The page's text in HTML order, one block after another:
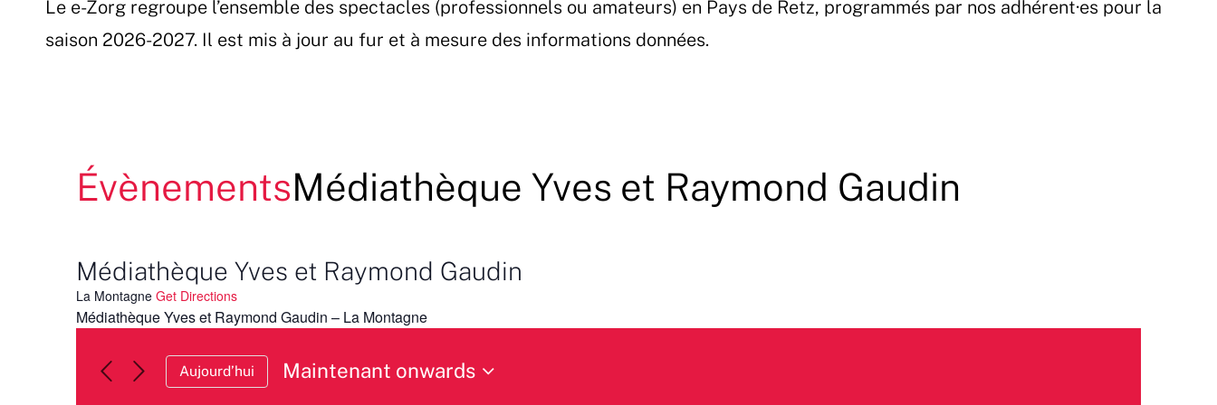
Le e-Zorg regroupe l’ensemble des spectacles (professionnels ou amateurs) en Pays de Retz, programmés par nos adhérent·es pour la
saison 2026-2027. Il est mis à jour au fur et à mesure des informations données.
ÉvènementsMédiathèque Yves et Raymond Gaudin
Médiathèque Yves et Raymond Gaudin
La Montagne Get Directions
Médiathèque Yves et Raymond Gaudin – La Montagne
Aujourd’hui
Maintenant onwards